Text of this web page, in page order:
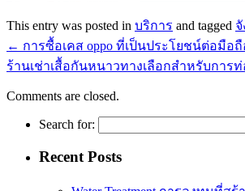
This entry was posted in บริการ and tagged
← การซื้อเคส oppo ที่เป็นประโยชน์ต่อมือ
ร้านเช่าเสื้อกันหนาวทางเลือกสำหรับการ
Comments are closed.
Search for:
Recent Posts